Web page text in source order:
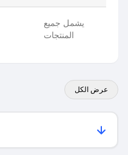
يشمل جميع
المنتجات
عرض الكل